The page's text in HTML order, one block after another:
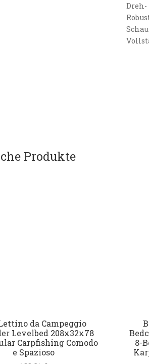
Produkte
da Campeggio
Levelbed 208x32x78
Carpfishing Comodo
e Spazioso
8-